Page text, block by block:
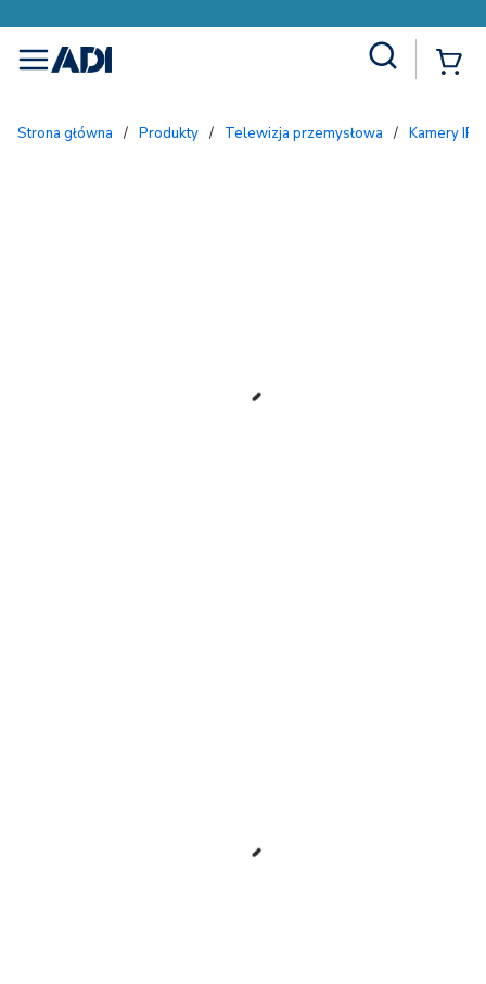
menu
Strona główna / Produkty / Telewizja przemysłowa / Kamery IP